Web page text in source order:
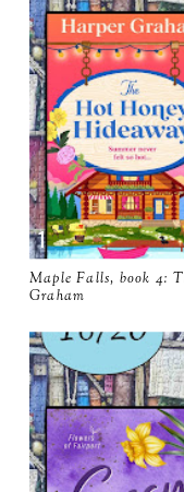
Maple Falls, book 4:
Graham